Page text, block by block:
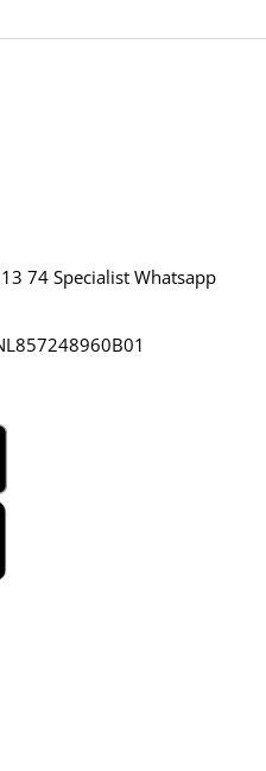
74 Specialist Whatsapp